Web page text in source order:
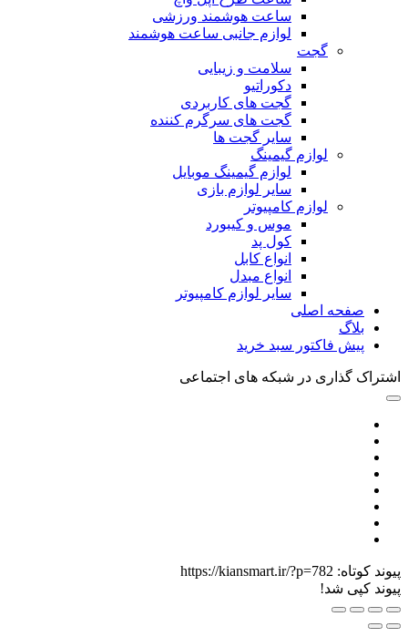
ساعت هوشمند ورزشی
لوازم جانبی ساعت هوشمند
گجت
سلامت و زیبایی
دکوراتیو
گجت های کاربردی
گجت های سرگرم کننده
سایر گجت ها
لوازم گیمینگ
لوازم گیمینگ موبایل
سایر لوازم بازی
لوازم کامپیوتر
موس و کیبورد
کول پد
انواع کابل
انواع مبدل
سایر لوازم کامپیوتر
صفحه اصلی
بلاگ
پیش فاکتور سبد خرید
اشتراک گذاری در شبکه های اجتماعی
پیوند کوتاه: https://kiansmart.ir/?p=782
پیوند کپی شد!